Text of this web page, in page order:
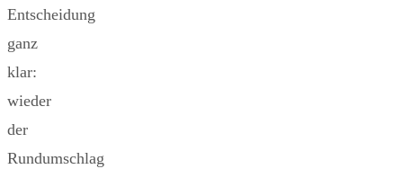
Entscheidung
ganz
klar:
wieder
der
Rundumschlag